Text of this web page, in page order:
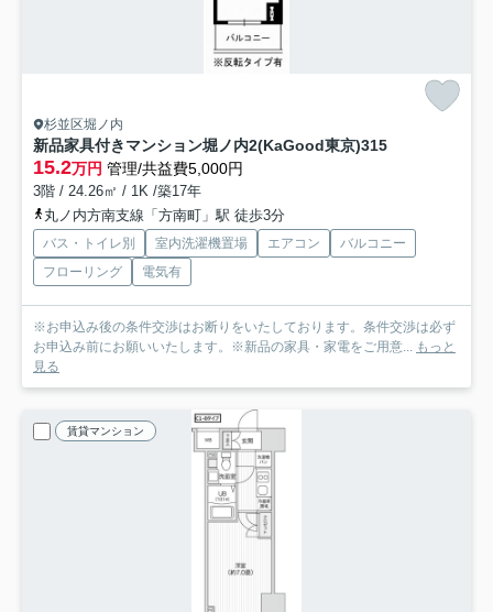
杉並区堀ノ内
新品家具付きマンション堀ノ内2(KaGood東京)315
15.2万円 管理/共益費5,000円
3階 / 24.26㎡ / 1K /築17年
丸ノ内方南支線「方南町」駅 徒歩3分
バス・トイレ別 室内洗濯機置場 エアコン
バルコニー
フローリング
電気有
※お申込み後の条件交渉はお断りをいたしております。条件交渉は必ず
お申込み前にお願いいたします。※新品の家具・家電をご用意... もっと
見る
賃貸マンション